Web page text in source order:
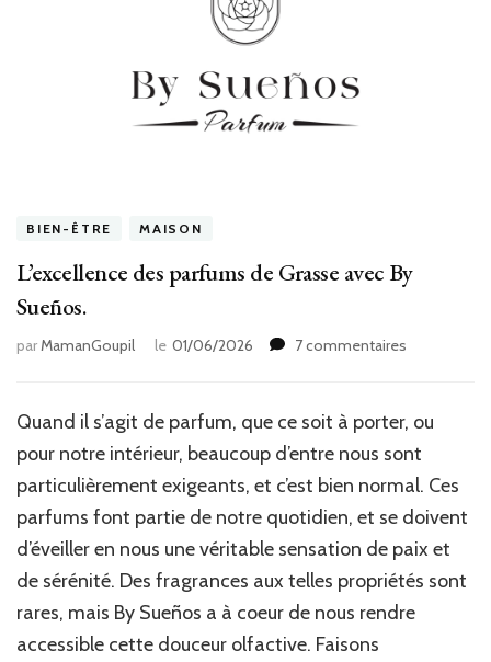
BIEN-ÊTRE MAISON
L’excellence des parfums de Grasse avec By
Sueños.
parMamanGoupil le 01/06/2026 7 commentaires
de
Grasse
avec
By
Sueños.
Quand il s’agit de parfum, que ce soit à porter, ou
pour notre intérieur, beaucoup d’entre nous sont
particulièrement exigeants, et c’est bien normal. Ces
parfums font partie de notre quotidien, et se doivent
d’éveiller en nous une véritable sensation de paix et
de sérénité. Des fragrances aux telles propriétés sont
rares, mais By Sueños a à coeur de nous rendre
accessible cette douceur olfactive. Faisons